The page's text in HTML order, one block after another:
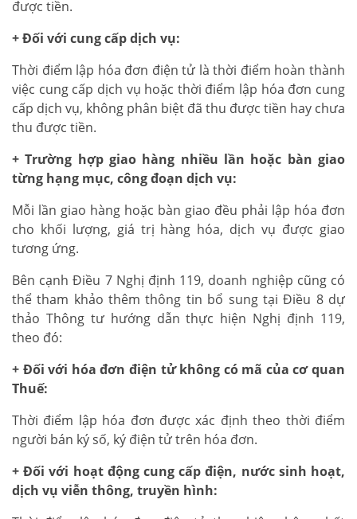
được tiền.
+ Đối với cung cấp dịch vụ:
Thời điểm lập hóa đơn điện tử là thời điểm hoàn thành
việc cung cấp dịch vụ hoặc thời điểm lập hóa đơn cung
cấp dịch vụ, không phân biệt đã thu được tiền hay chưa
thu được tiền.
+ Trường hợp giao hàng nhiều lần hoặc bàn giao
từng hạng mục, công đoạn dịch vụ:
Mỗi lần giao hàng hoặc bàn giao đều phải lập hóa đơn
cho khối lượng, giá trị hàng hóa, dịch vụ được giao
tương ứng.
Bên cạnh Điều 7 Nghị định 119, doanh nghiệp cũng có
thể tham khảo thêm thông tin bổ sung tại Điều 8 dự
thảo Thông tư hướng dẫn thực hiện Nghị định 119,
theo đó:
+ Đối với hóa đơn điện tử không có mã của cơ quan
Thuế:
Thời điểm lập hóa đơn được xác định theo thời điểm
người bán ký số, ký điện tử trên hóa đơn.
+ Đối với hoạt động cung cấp điện, nước sinh hoạt,
dịch vụ viễn thông, truyền hình: